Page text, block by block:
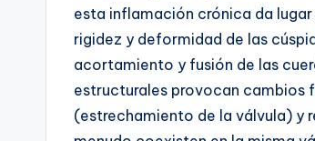
esta inflamación crónica da
rigidez y deformidad de las
acortamiento y fusión de las
estructurales provocan cambios
(estrechamiento de la válvula) y